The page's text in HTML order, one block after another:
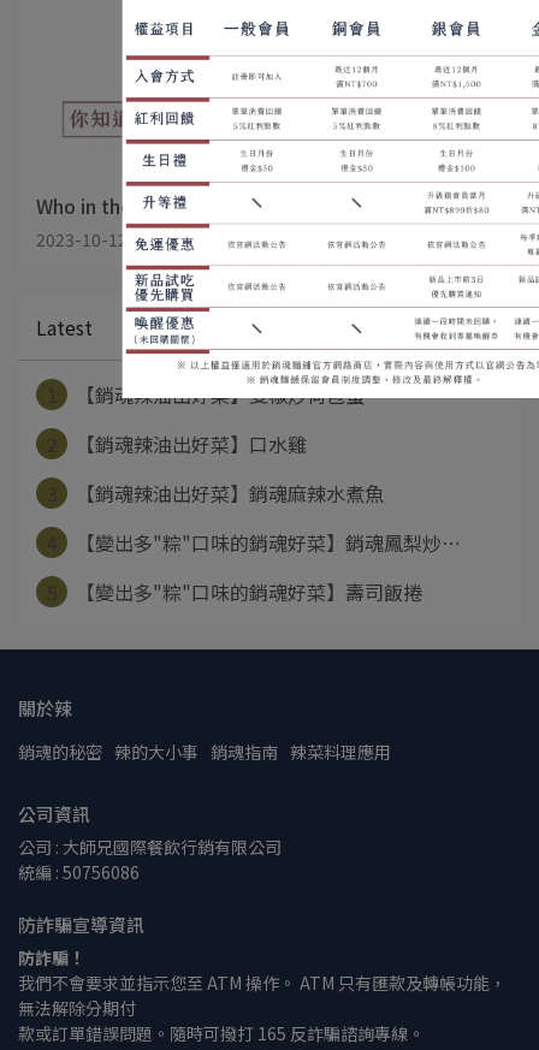
Who in the world can eat the spiciest food
2023-10-12
Latest
【銷魂辣油出好菜】雙椒炒荷包蛋
【銷魂辣油出好菜】口水雞
【銷魂辣油出好菜】銷魂麻辣水煮魚
【變出多"粽"口味的銷魂好菜】銷魂鳳梨炒⋯
【變出多"粽"口味的銷魂好菜】壽司飯捲
關於辣
銷魂的秘密 辣的大小事 銷魂指南 辣菜料理應用
公司資訊
公司 : 大師兄國際餐飲行銷有限公司
統編 : 50756086
防詐騙宣導資訊
防詐騙！
我們不會要求並指示您至 ATM 操作。 ATM 只有匯款及轉帳功能，
無法解除分期付
款或訂單錯誤問題。隨時可撥打 165 反詐騙諮詢專線。